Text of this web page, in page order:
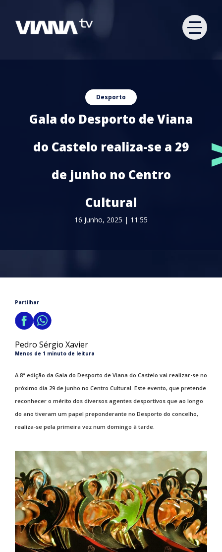
Desporto
Gala do Desporto de Viana
do Castelo realiza-se a 29
de junho no Centro
Cultural
16 Junho, 2025 | 11:55
Partilhar
Pedro Sérgio Xavier
Menos de 1 minuto de leitura
A 8ª edição da Gala do Desporto de Viana do Castelo vai realizar-se no
próximo dia 29 de junho no Centro Cultural. Este evento, que pretende
reconhecer o mérito dos diversos agentes desportivos que ao longo
do ano tiveram um papel preponderante no Desporto do concelho,
realiza-se pela primeira vez num domingo à tarde.